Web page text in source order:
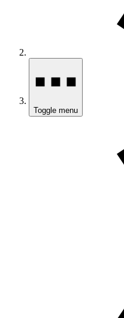
Toggle menu